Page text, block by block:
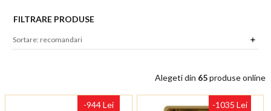
FILTRARE PRODUSE
Alegeti din 65produse online
-944 Lei -1035 Lei